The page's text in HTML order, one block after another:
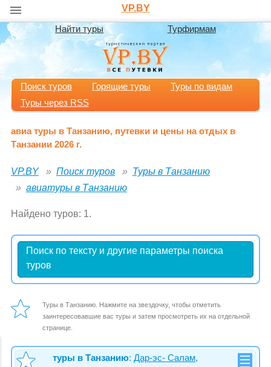
VP.BY
Найти туры Турфирмам
Поиск туров Горящие туры
Туры по видам
Туры через RSS
авиа туры в Танзанию, путевки и цены на отдых в
Танзании 2026 г.
VP.BY Поиск туров
Туры в Танзанию
авиатуры в Танзанию
Найдено туров: 1.
Поиск по тексту и другие параметры поиска
туров
Туры в Танзанию. Нажмите на звездочку, чтобы отметить
заинтересовавшие вас туры и затем просмотреть их на отдельной
странице.
туры в Танзанию: Дар-эс- Салам,